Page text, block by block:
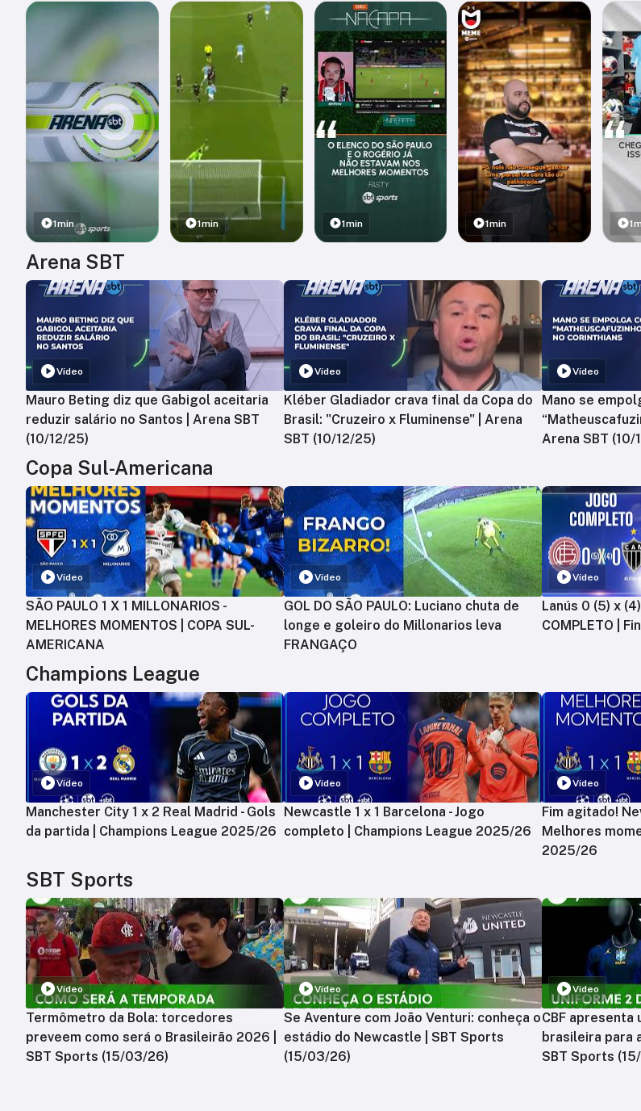
1min 1min 1min 1min
Arena SBT
Vídeo
Mauro Beting diz que Gabigol aceitaria
reduzir salário no Santos | Arena SBT
(10/12/25)
Vídeo
Kléber Gladiador crava final da Copa do
Brasil: "Cruzeiro x Fluminense" | Arena
SBT (10/12/25)
Vídeo
Mano se
Arena SBT (10/
Copa Sul-Americana
Vídeo
SÃO PAULO 1 X 1 MILLONARIOS -
MELHORES MOMENTOS | COPA SUL-
AMERICANA
Vídeo
GOL DO SÃO PAULO: Luciano chuta de
longe e goleiro do Millonarios leva
FRANGAÇO
Vídeo
Lanús 0 (5) x
COMPLETO |
Champions League
Vídeo
Manchester City 1 x 2 Real Madrid - Gols
da partida | Champions League 2025/26
Vídeo
Newcastle 1 x 1 Barcelona - Jogo
completo | Champions League 2025/26
Vídeo
Fim agitado!
Melhores
2025/26
SBT Sports
Vídeo
Termômetro da Bola: torcedores
preveem como será o Brasileirão 2026 |
SBT Sports (15/03/26)
Vídeo
Se Aventure com João Venturi: conheça o
estádio do Newcastle | SBT Sports
(15/03/26)
Vídeo
CBF apresenta
brasileira para
SBT Sports